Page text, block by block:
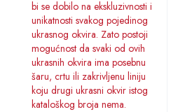
bi se dobilo na ekskluzivnosti i
unikatnosti svakog pojedinog
ukrasnog okvira. Zato postoji
mogućnost da svaki od ovih
ukrasnih okvira ima posebnu
šaru, crtu ili zakrivljenu liniju
koju drugi ukrasni okvir istog
kataloškog broja nema.